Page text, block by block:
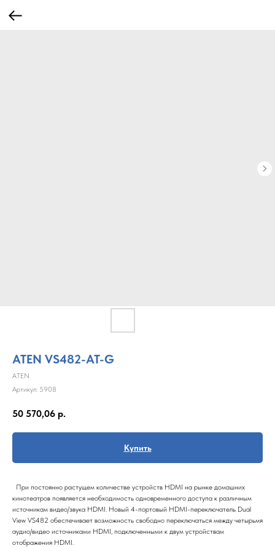
ATEN VS482-AT-G
ATEN
Артикул: 5908
50 570,06 р.
Купить
При постоянно растущем количестве устройств HDMI на рынке домашних
кинотеатров появляется необходимость одновременного доступа к различным
источникам видео/звука HDMI. Новый 4-портовый HDMI-переключатель Dual
View VS482 обеспечивает возможность свободно переключаться между четырьмя
аудио/видео источниками HDMI, подключенными к двум устройствам
отображения HDMI.